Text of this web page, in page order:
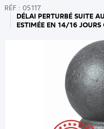
RÉF : 05117
DÉLAI PERTURBÉ SUITE
ESTIMÉE EN 14/16 JOURS